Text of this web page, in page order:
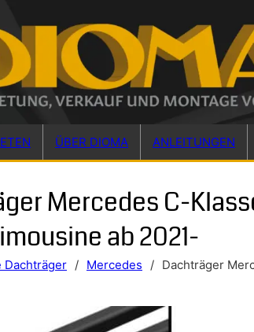
ÜBER DIOMA ANLEITUNGEN
Mercedes C-
ab 2021-
Dachträger / Mercedes / Dachträger